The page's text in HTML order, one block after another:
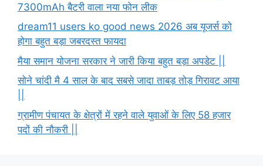
7300mAh बैटरी वाला नया फोन लीक
dream11 users ko good news 2026 अब यूजर्स को
होगा बहुत बड़ा जबरदस्त फायदा
मैया समान योजना सरकार ने जारी किया बहुत बड़ा अपडेट ||
सोने चांदी मै 4 साल के बाद सबसे जादा ताबड़ तोड़ गिरावट आया
ग्रामीण पंचायत के क्षेत्रों में रहने वाले युवाओं के लिए 58 हजार
पदों की नौकरी ||